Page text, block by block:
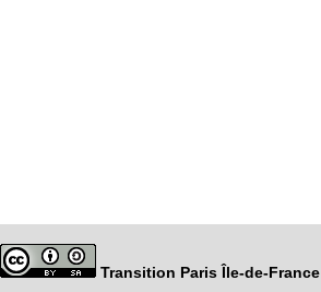
Transition Paris Île-de-France